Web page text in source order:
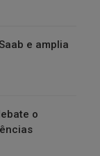
e amplia
o